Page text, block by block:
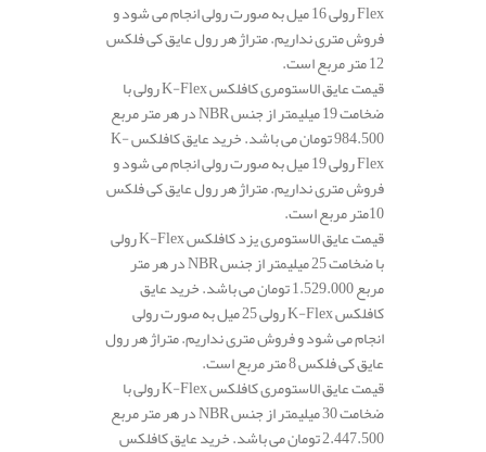
Flex رولی 16 میل به صورت رولی انجام می شود و
فروش متری نداریم. متراژ هر رول عایق کی فلکس
12 متر مربع است.
قیمت عایق الاستومری کافلکس K-Flex رولی با
ضخامت 19 میلیمتر از جنس NBR در هر متر مربع
984.500 تومان می باشد. خرید عایق کافلکس K-
Flex رولی 19 میل به صورت رولی انجام می شود و
فروش متری نداریم. متراژ هر رول عایق کی فلکس
10متر مربع است.
قیمت عایق الاستومری یزد کافلکس K-Flex رولی
با ضخامت 25 میلیمتر از جنس NBR در هر متر
مربع 1.529.000 تومان می باشد. خرید عایق
کافلکس K-Flex رولی 25 میل به صورت رولی
انجام می شود و فروش متری نداریم. متراژ هر رول
عایق کی فلکس 8 متر مربع است.
قیمت عایق الاستومری کافلکس K-Flex رولی با
ضخامت 30 میلیمتر از جنس NBR در هر متر مربع
2.447.500 تومان می باشد. خرید عایق کافلکس